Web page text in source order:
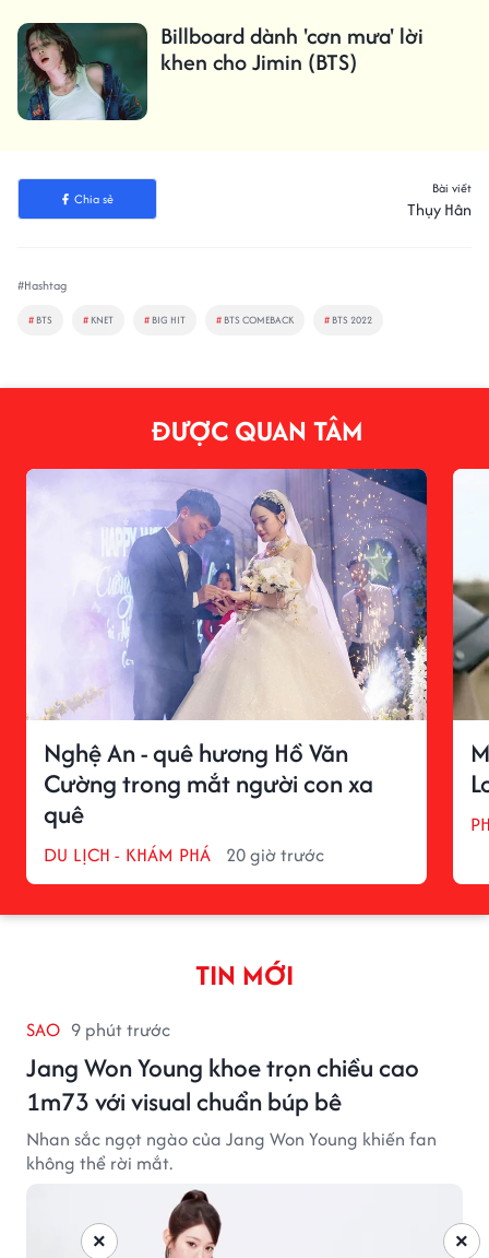
Billboard dành 'cơn mưa' lời
khen cho Jimin (BTS)
Chia sẻ
Bài viết
Thụy Hân
#Hashtag
# BTS # KNET # BIG HIT # BTS COMEBACK # BTS 2022
ĐƯỢC QUAN TÂM
Nghệ An - quê hương Hồ Văn
Cường trong mắt người con xa
quê
DU LỊCH - KHÁM PHÁ 20 giờ trước
TIN MỚI
SAO 9 phút trước
Jang Won Young khoe trọn chiều cao
1m73 với visual chuẩn búp bê
Nhan sắc ngọt ngào của Jang Won Young khiến fan
không thể rời mắt.
×
×